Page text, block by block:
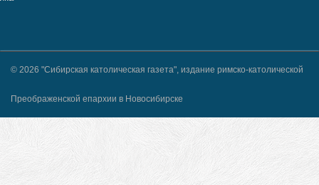
© 2026 "Сибирская католическая газета", издание римско-католической
Преображенской епархии в Новосибирске